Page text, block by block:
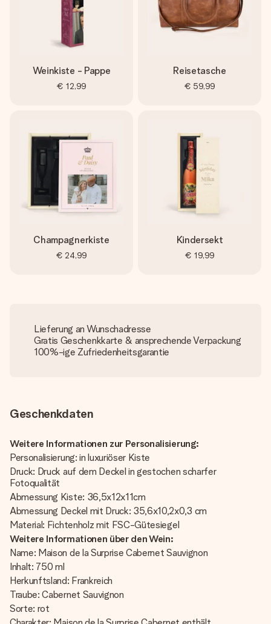
Weinkiste - Pappe
€ 12,99
Reisetasche
€ 59,99
Champagnerkiste
€ 24,99
Kindersekt
€ 19,99
Lieferung an Wunschadresse
Gratis Geschenkkarte & ansprechende Verpackung
100%-ige Zufriedenheitsgarantie
Geschenkdaten
Weitere Informationen zur Personalisierung:
Personalisierung: in luxuriöser Kiste
Druck: Druck auf dem Deckel in gestochen scharfer
Fotoqualität
Abmessung Kiste: 36,5x12x11cm
Abmessung Deckel mit Druck: 35,6x10,2x0,3 cm
Material: Fichtenholz mit FSC-Gütesiegel
Weitere Informationen über den Wein:
Name: Maison de la Surprise Cabernet Sauvignon
Inhalt: 750 ml
Herkunftsland: Frankreich
Traube: Cabernet Sauvignon
Sorte: rot